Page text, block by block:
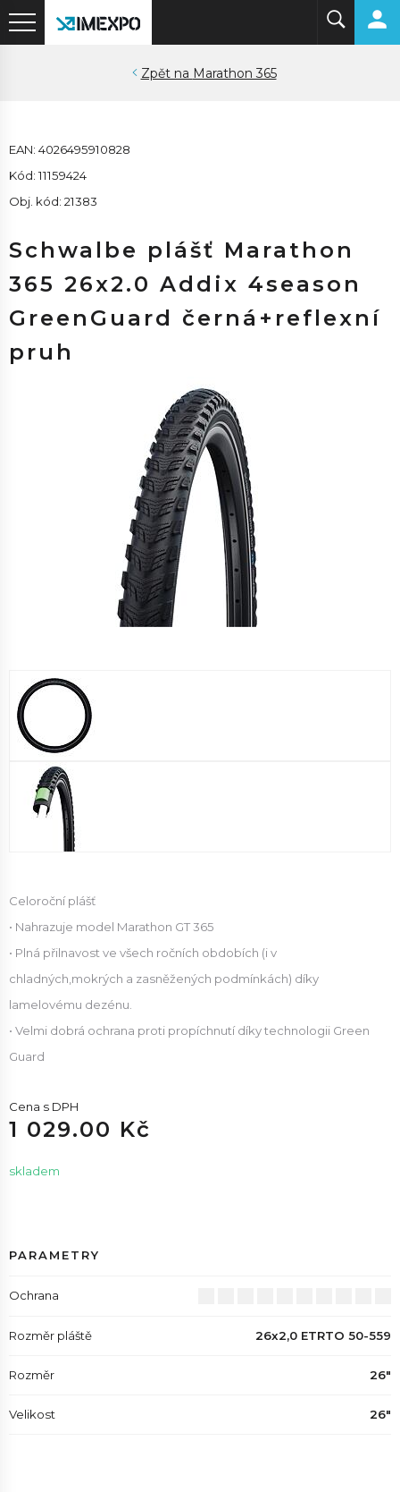
Marathon 365
EAN: 4026495910828
Kód: 11159424
Obj. kód: 21383
Schwalbe plášť Marathon
365 26x2.0 Addix 4season
GreenGuard černá+reflexní
pruh
Celoroční plášť
• Nahrazuje model Marathon GT 365
• Plná přilnavost ve všech ročních obdobích (i v
chladných,mokrých a zasněžených podmínkách) díky
lamelovému dezénu.
• Velmi dobrá ochrana proti propíchnutí díky technologii Green
Guard
Cena s DPH
1 029.00 Kč
skladem
PARAMETRY
Ochrana
Rozměr pláště 26x2,0 ETRTO 50-559
Rozměr 26"
Velikost 26"